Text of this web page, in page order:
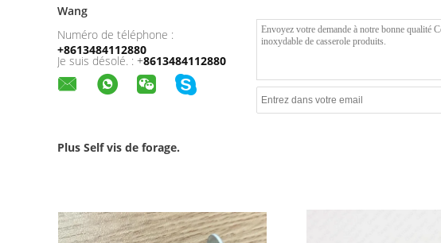
Wang
Numéro de téléphone :
+8613484112880
Je suis désolé. : +8613484112880
Plus Self vis de forage.